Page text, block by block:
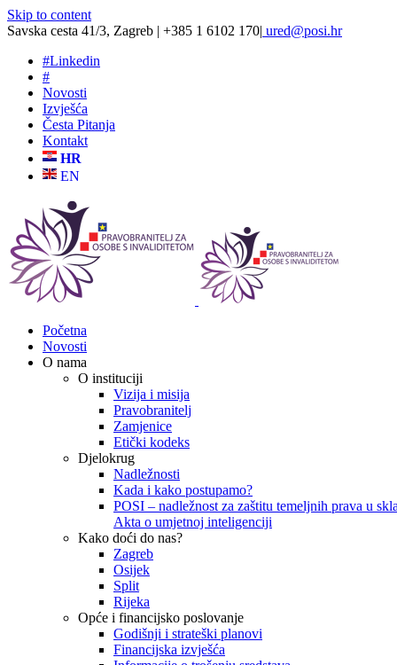
Skip to content
Savska cesta 41/3, Zagreb | +385 1 6102 170| ured@posi.hr
#Linkedin
#
Novosti
Izvješća
Česta Pitanja
Kontakt
HR
EN
Početna
Novosti
O nama
O instituciji
Vizija i misija
Pravobranitelj
Zamjenice
Etički kodeks
Djelokrug
Nadležnosti
Kada i kako postupamo?
POSI – nadležnost za zaštitu temeljnih prava u
Akta o umjetnoj inteligenciji
Kako doći do nas?
Zagreb
Osijek
Split
Rijeka
Opće i financijsko poslovanje
Godišnji i strateški planovi
Financijska izvješća